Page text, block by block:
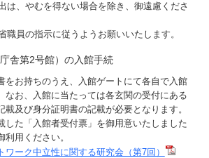
は、やむを得ない場合を除き、御遠慮くださ
職員の指示に従うようお願いいたします。
舎第2号館）の入館手続
お持ちのうえ、入館ゲートにて各自で入館
なお、入館に当たっては各玄関の受付にある
載及び身分証明書の記載が必要となります。
した「入館者受付票」を御用意いたしました
用ください。
ワーク中立性に関する研究会（第7回）